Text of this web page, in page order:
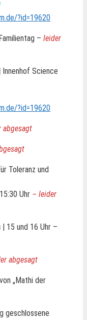
?id=19620
– leider
Science
?id=19620
abgesagt
Toleranz und
Uhr – leider
15 und 16 Uhr –
abgesagt
„Mathi der
geschlossene